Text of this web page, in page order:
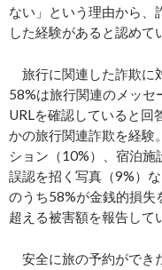
ない」という理由から、
した経験があると認めて
旅行に関連した詐欺に
58%は旅行関連のメッセ
URLを確認していると回
かの旅行関連詐欺を経験
ション（10%）、宿泊施
誤認を招く写真（9%）
のうち58%が金銭的損
超える被害額を報告して
安全に旅の予約ができ